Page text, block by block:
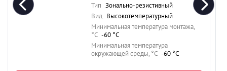
Тип Зонально-резистивный
Вид Высокотемпературный
Минимальная температура монтажа,
°C -60 °C
Минимальная температура
окружающей среды, °C -60 °C